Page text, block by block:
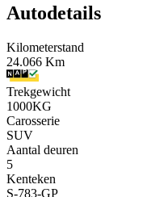
Autodetails
Kilometerstand
24.066 Km
Trekgewicht
1000KG
Carosserie
SUV
Aantal deuren
5
Kenteken
S-783-GP